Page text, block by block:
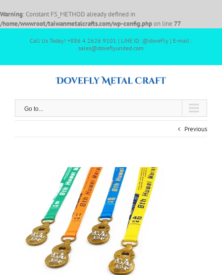
Warning: Constant FS_METHOD already defined in
/home/wwwroot/taiwanmetalcrafts.com/wp-config.phpon line 77
Call Us Today! +886 4 2626 9101 | LINE ID: @doveFly | E-mail :
sales@doveflyunited.com
Go to...
Previous